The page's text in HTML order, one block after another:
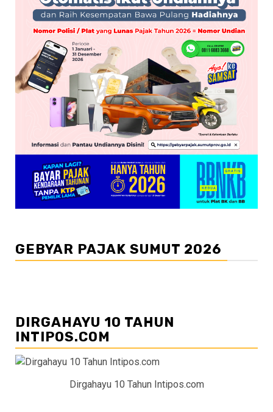
GEBYAR PAJAK SUMUT 2026
DIRGAHAYU 10 TAHUN
INTIPOS.COM
Dirgahayu 10 Tahun Intipos.com